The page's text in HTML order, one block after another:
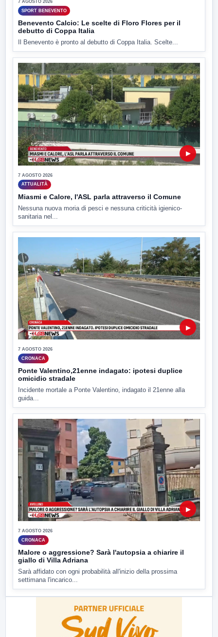
7 AGOSTO 2026
SPORT BENEVENTO
Benevento Calcio: Le scelte di Floro Flores per il
debutto di Coppa Italia
Il Benevento è pronto al debutto di Coppa Italia. Scelte...
▶
7 AGOSTO 2026
ATTUALITÀ
Miasmi e Calore, l'ASL parla attraverso il Comune
Nessuna nuova moria di pesci e nessuna criticità igienico-
sanitaria nel...
▶
7 AGOSTO 2026
CRONACA
Ponte Valentino,21enne indagato: ipotesi duplice
omicidio stradale
Incidente mortale a Ponte Valentino, indagato il 21enne alla
guida...
▶
7 AGOSTO 2026
CRONACA
Malore o aggressione? Sarà l'autopsia a chiarire il
giallo di Villa Adriana
Sarà affidato con ogni probabilità all'inizio della prossima
settimana l'incarico...